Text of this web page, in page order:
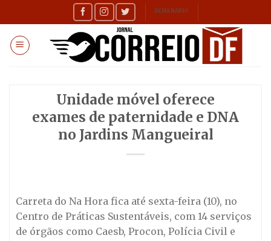
to
content
SEMANÁRIO
Unidade móvel oferece
exames de paternidade e DNA
no Jardins Mangueiral
Carreta do Na Hora fica até sexta-feira (10), no
Centro de Práticas Sustentáveis, com 14 serviços
de órgãos como Caesb, Procon, Polícia Civil e